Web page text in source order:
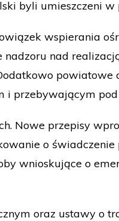
byli umieszczeni w
wspierania
nadzoru nad
powiatowe
i przebywającym
Nowe przepisy
o świadczenie
wnioskujące o
oraz ustawy o